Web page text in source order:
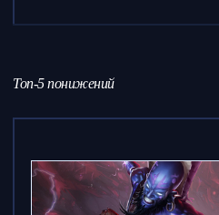
Топ-5 понижений